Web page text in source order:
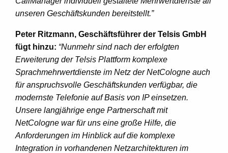
unseren Geschäftskunden bereitstellt.”
Peter Ritzmann, Geschäftsführer der Telsis GmbH
fügt hinzu: “Nunmehr sind nach der erfolgten
Erweiterung der Telsis Plattform komplexe
Sprachmehrwertdienste im Netz der NetCologne auch
füranspruchsvolle Geschäftskunden verfügbar, die
modernste Telefonie auf Basis von IP einsetzen.
Unsere langjährige enge Partnerschaftmit
NetCologne war für uns eine große Hilfe, die
Anforderungen im Hinblick auf die komplexe
Integration in vorhandenen Netzarchitekturen im